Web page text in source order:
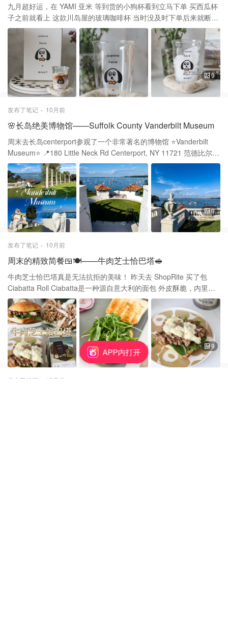
们的冰淇淋采用100%加拿大奶源 不加人工添加剂，奶香浓郁口感顺
滑 每一口都能尝出“真实”的味道 所有冰淇淋均为手工制作，连甜筒
壳也是自产自销 他们拥有超过30种经典和季节限定口味 例如：
Wowie Cowie，Gooey Mooey，PEI Blueberry Cownadian
Maple，枫糖口味，是最“加拿大”的代表 唯一的缺点是太容易化，买
完尽快吃 店里的小东西可以买一些当作伴手礼 第二家：Budapest
Bakeshop 📍118 Queen St Niagara-on-the-Lake ON L0S 1J0
Canada 根据地址差点没找到，还拐到旁边的小街道上 其实就是在
主街，十字路口再往前走一点就会看到 这个甜品店和我想象的不太
一样，店面很大 感觉后厨和操作间占了大部分的位置 前面一排就是
会夹🈵东西 我点的肉桂口味，加芝士，芝士是被抹在内壁薄薄一层
但味道非常好吃，类似pretzel有点耐嚼但又比它薄很多 浓厚的芝士
和肉桂香甜还有劲道的面包融合在一起超绝 Chimney Cake是匈牙
利非常古老的传统面点 有几百年历史，Bakeshop保持传统的制作方
式 将甜面团绕在专用木棍上，放在“旋转炉”里烘烤 使其外皮金黄微
脆，内部松软 为这两样美食，我觉得驱车多久都是值得的 让我在加
拿大之旅有了段难忘的记忆
九月超好运，在 YAMI 亚米 等到货的小狗杯看到立马下单 买西瓜杯
子之前就看上 这款川岛屋的玻璃咖啡杯 当时没及时下单后来就断货
了 之后看到西瓜杯马上入手，也是川岛屋👇 西瓜冰奶升级版：西瓜
酒酿奶盖，舌尖上的夏日冰饮 小狗狗杯子现在还在搞活动➡️川岛屋
原创高硼硅玻璃杯子 咖啡杯耐高温喝水杯子 果汁饮料牛奶杯子
500ml - 亚米 没想到前阵子又看到咖啡杯有货了毫不犹豫买了 今天
做了杯冰拿铁，用朋友送的云南小理咖啡豆 没有酸苦味，不放糖可
以尝到咖啡本身的香醇 ☕️云南小粒咖啡：高原上的“醇香之豆” 海淘
的小零食历时快两个月也顺利收到了 双汇火腿肠和牛肉干，日期相
对新鲜的 火腿肠买了普通和轻盐，后者居然是“抽签”桶 盒子上就写
了杯子垫子，布材质，一圈鼓鼓的 中间凹下去，女鹅说有点像狗窝
那刚好配着狗🐩咖啡杯吧 【天一角】的牛肉干，我买了四种口味 沙
爹味，黑胡椒，麻辣，炭火烧烤 肉质特别好，放在嘴里越嚼越香 喜
欢吃辣味的还是选麻辣味过瘾 小包独立包装，非常方便携带
9
发布了笔记 10月前
🌸长岛绝美博物馆——Suffolk County Vanderbilt Museum
周末去长岛centerport参观了一个非常著名的博物馆 ⭐️Vanderbilt
Museum⭐️ 📍180 Little Neck Rd Centerport, NY 11721 范德比尔特
博物馆是集博物馆，宅邸， 海洋及自然历史藏品和天文馆为一体的
该庄园占地约43英亩，包括花园 水上飞机库，船库，管理员小屋和
滨水景观 这座宅邸采用西班牙复兴风格 从哪个角度看上去都是绝美
的 那天去天气超好，有不少人在后花园拍照 范德比尔特二世是范德
比尔特家族的重要成员 之前去参观过的【听涛山庄】也是范德比尔
特家族的 范德比尔特对帆船尤其热爱 有一间屋子里都是有关船的东
西 有故事，配着图片，有主人自己的照片 甚至还有一块船上的木头
挂在墙上展览 还有一间是主人收集的贝壳🐚形状各异 每个都很漂亮
品，还有海洋标本，动物标本 自然历史标本，民族特色的文化艺术
品 这个地方适合带着小孩来了解历史 靠海边也适合大人拍风景打卡
进门右手边是一个天文馆，有影像可供观看 还有通过互动了解天文
知识的展览区 除了周一close，其他时间都是10:00-5:00开门
9
发布了笔记 10月前
周末的精致简餐🍱🍽️——牛肉芝士恰巴塔🥪
牛肉芝士恰巴塔真是无法抗拒的美味！ 昨天去 ShopRite 买了包
Ciabatta Roll Ciabatta是一种源自意大利的面包 外皮酥脆，内里柔
软有弹性，常被用作三明治的基础 与传统的汉堡面包不同，恰巴塔
不甜 略带麦香，更能衬托馅料本身的味道 这种面包Zero Fat，Zero
Sugar 是使用传统的石头烤箱烤制出来的面包 家里刚好还有上次没
吃完的肥牛 这款面包又有点类似Philly Cheesesteak的口感 就在周
末安排了心心念面包夹肥牛 配着沙拉菜和芝士，它还有个好听的名
字 ———牛肉芝士恰巴塔 🥪 🍽️材料 恰巴塔面包 肥牛 洋葱 盐 黑胡
椒 橄榄油 ⭐️步骤 ❶把肥牛解冻，洋葱切丝 ❷锅里倒入橄榄油翻炒肥
牛 ❸加入洋葱丝，撒一点盐，加黑胡椒继续炒 期间倒一点点🤏酱油
9
发布了笔记 10月前
APP内打开